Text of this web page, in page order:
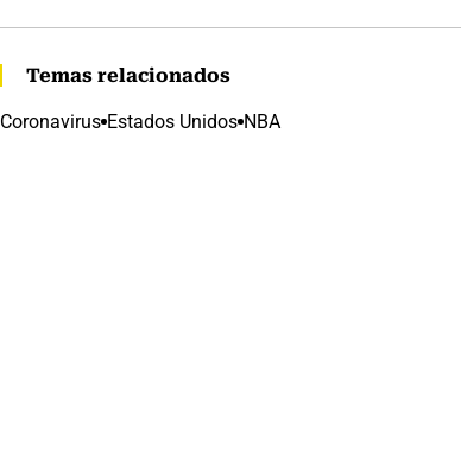
Temas relacionados
Coronavirus Estados Unidos NBA